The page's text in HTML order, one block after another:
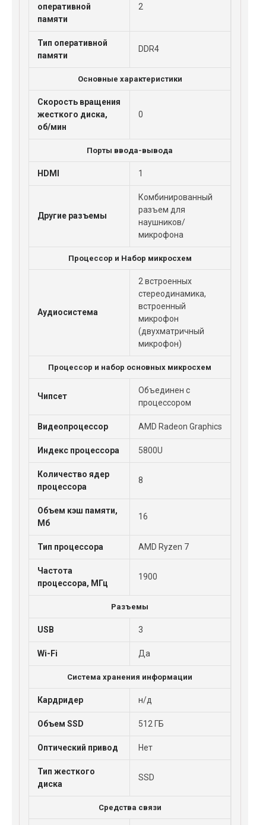
оперативной
памяти
2
Тип оперативной
памяти
DDR4
Основные характеристики
Скорость вращения
жесткого диска,
об/мин
0
Порты ввода-вывода
HDMI 1
Другие разъемы
Комбинированный
разъем для
наушников/
микрофона
Процессор и Набор микросхем
Аудиосистема
2 встроенных
стереодинамика,
встроенный
микрофон
(двухматричный
микрофон)
Процессор и набор основных микросхем
Чипсет
Объединен с
процессором
Видеопроцессор AMD Radeon Graphics
Индекс процессора 5800U
Количество ядер
процессора
8
Объем кэш памяти,
Мб
16
Тип процессора AMD Ryzen 7
Частота
процессора, МГц
1900
Разъемы
USB 3
Wi-Fi Да
Система хранения информации
Кардридер н/д
Объем SSD 512 ГБ
Оптический привод Нет
Тип жесткого
диска
SSD
Средства связи